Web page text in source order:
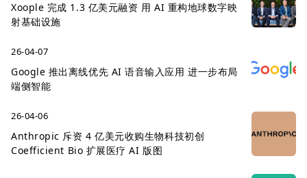
Xoople 完成 1.3 亿美元融资 用 AI 重构地球数字映
射基础设施
26-04-07
Google 推出离线优先 AI 语音输入应用 进一步布局
端侧智能
26-04-06
Anthropic 斥资 4 亿美元收购生物科技初创
Coefficient Bio 扩展医疗 AI 版图